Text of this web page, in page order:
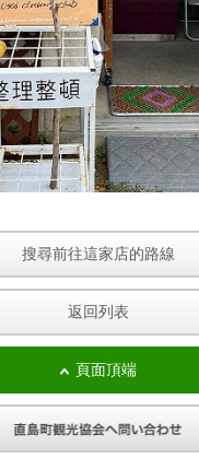
搜尋前往這家店的路線
返回列表
頁面頂端